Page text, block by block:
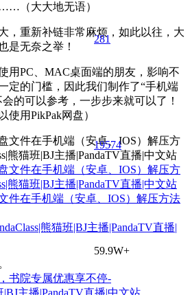
（大大地无语）
，重新补链非常麻烦，如此以往，大
是无奈之举！
用PC、MAC桌面端的朋友，影响不
定的门槛，因此我们制作了“手机端
的可以参考，一步步来就可以了！
使用PikPak网盘）
件在手机端（安卓、IOS）解压方法
281
19574
59.9W+